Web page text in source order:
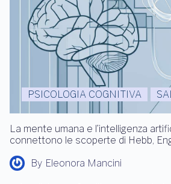
PSICOLOGIA COGNITIVA
La mente umana e l’intelligenza
connettono le scoperte di Hebb,
By Eleonora Mancini